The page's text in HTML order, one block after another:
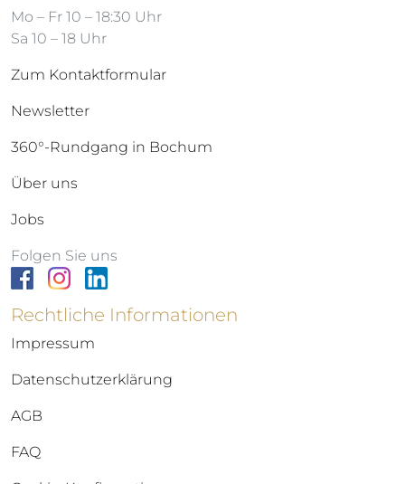
Mo – Fr 10 – 18:30 Uhr
Sa 10 – 18 Uhr
Zum Kontaktformular
Newsletter
360°-Rundgang in Bochum
Über uns
Jobs
Folgen Sie uns
Rechtliche Informationen
Impressum
Datenschutzerklärung
AGB
FAQ